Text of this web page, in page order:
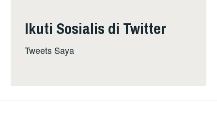
Ikuti Sosialis di Twitter
Tweets Saya